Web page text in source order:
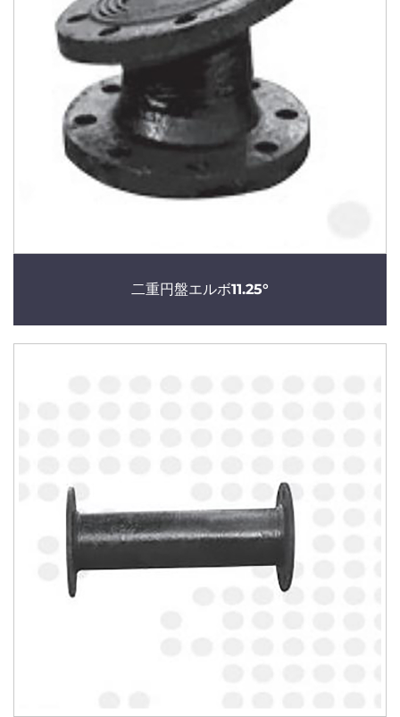
二重円盤エルボ11.25°